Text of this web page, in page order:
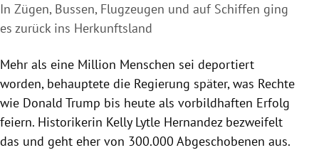
In Zügen, Bussen, Flugzeugen und auf Schiffen ging
es zurück ins Herkunftsland
Mehr als eine Million Menschen sei deportiert
worden, behauptete die Regierung später, was Rechte
wie Donald Trump bis heute als vorbildhaften Erfolg
feiern. Historikerin Kelly Lytle Hernandez bezweifelt
das und geht eher von 300.000 Abgeschobenen aus.